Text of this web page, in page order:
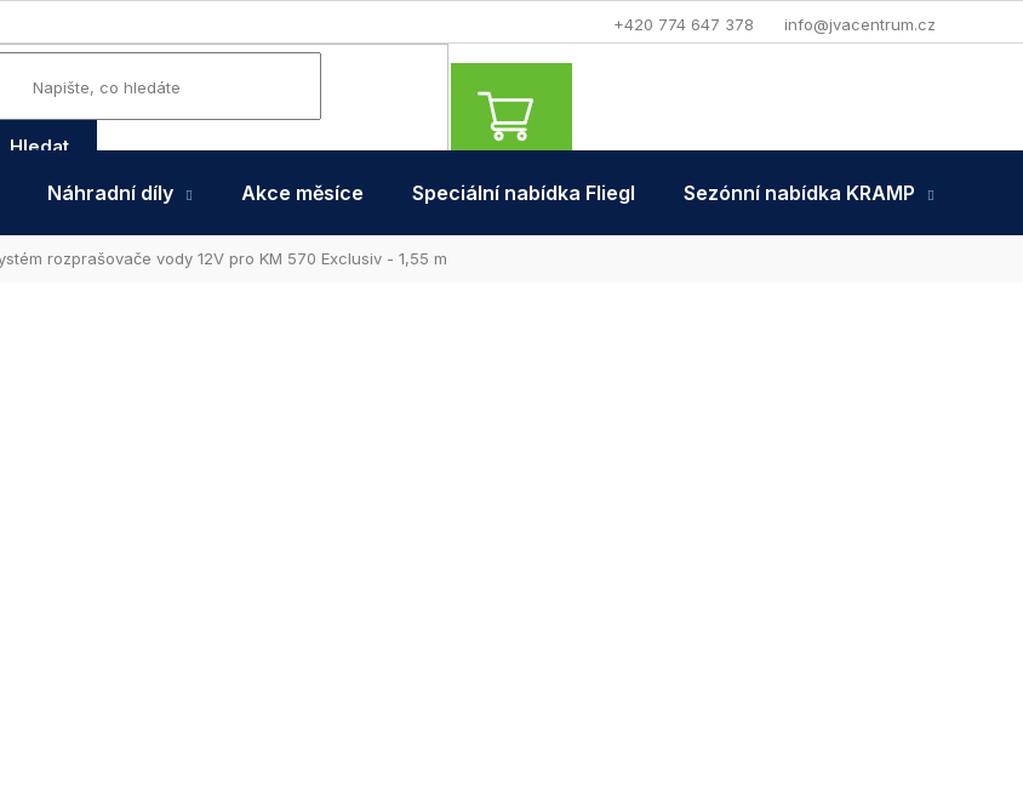
+420 774 647 378 info@jvacentrum.cz
Hledat
NÁKUPNÍ
KOŠÍK
Náhradní díly Akce měsíce Speciální nabídka Fliegl Sezónní nabídka KRAMP
rozprašovače vody 12V pro KM 570 Exclusiv - 1,55 m